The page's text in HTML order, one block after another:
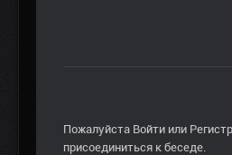
Пожалуйста Войти или
присоединиться к беседе.